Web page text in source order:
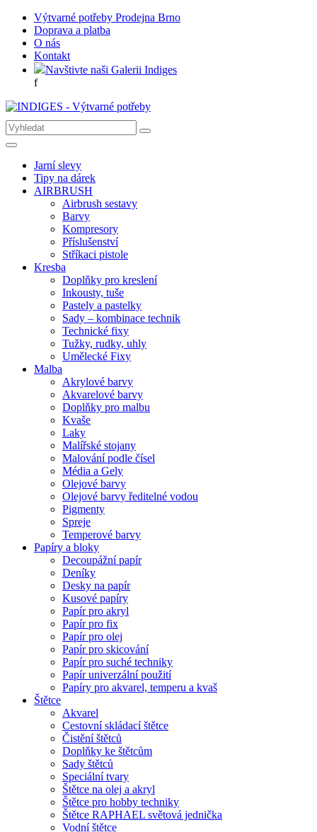
Výtvarné potřeby Prodejna Brno
Doprava a platba
O nás
Kontakt
Navštivte naši Galerii Indiges
f
Jarní slevy
Tipy na dárek
AIRBRUSH
Airbrush sestavy
Barvy
Kompresory
Příslušenství
Stříkaci pistole
Kresba
Doplňky pro kreslení
Inkousty, tuše
Pastely a pastelky
Sady – kombinace technik
Technické fixy
Tužky, rudky, uhly
Umělecké Fixy
Malba
Akrylové barvy
Akvarelové barvy
Doplňky pro malbu
Kvaše
Laky
Malířské stojany
Malování podle čísel
Média a Gely
Olejové barvy
Olejové barvy ředitelné vodou
Pigmenty
Spreje
Temperové barvy
Papíry a bloky
Decoupážní papír
Deníky
Desky na papír
Kusové papíry
Papír pro akryl
Papír pro fix
Papír pro olej
Papír pro skicování
Papír pro suché techniky
Papír univerzální použití
Papíry pro akvarel, temperu a kvaš
Štětce
Akvarel
Cestovní skládací štětce
Čistění štětců
Doplňky ke štětcům
Sady štětců
Speciální tvary
Štětce na olej a akryl
Štětce pro hobby techniky
Štětce RAPHAEL světová jednička
Vodní štětce